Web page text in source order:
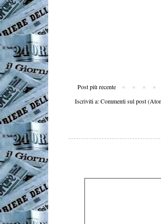
Post più recente
Iscriviti a:Commenti sul post